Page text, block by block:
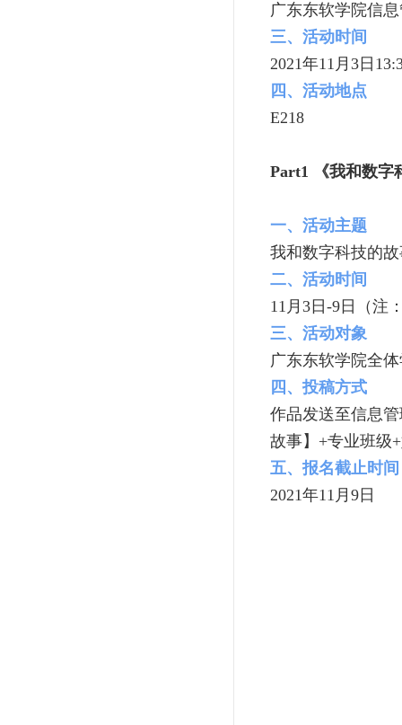
广东东软学院信
三、活动时间
2021年11月3日
四、活动地点
E218
Part1 《我和数
一、活动主题
我和数字科技的
二、活动时间
11月3日-9日（注
三、活动对象
广东东软学院全
四、投稿方式
作品发送至信息
故事】+专业班级
五、报名截止时间
2021年11月9日